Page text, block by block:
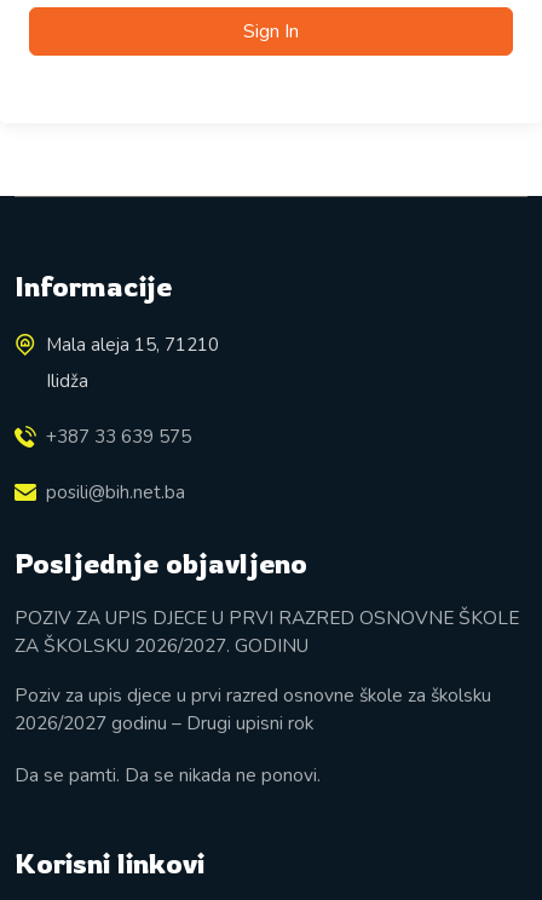
Sign In
Informacije
Mala aleja 15, 71210
Ilidža
+387 33 639 575
posili@bih.net.ba
Posljednje objavljeno
POZIV ZA UPIS DJECE U PRVI RAZRED OSNOVNE ŠKOLE
ZA ŠKOLSKU 2026/2027. GODINU
Poziv za upis djece u prvi razred osnovne škole za školsku
2026/2027 godinu – Drugi upisni rok
Da se pamti. Da se nikada ne ponovi.
Korisni linkovi